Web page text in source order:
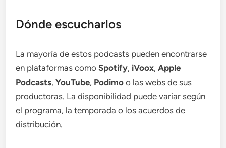
Dónde escucharlos
La mayoría de estos podcasts pueden encontrarse
en plataformas comoSpotify, iVoox,Apple
Podcasts,YouTube, Podimo o las webs de sus
productoras. La disponibilidad puede variar según
el programa, la temporada o los acuerdos de
distribución.